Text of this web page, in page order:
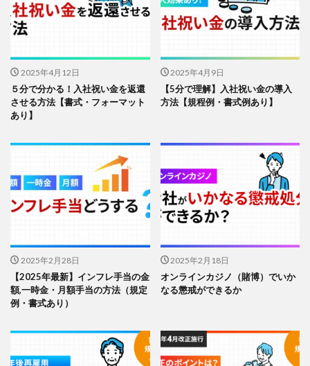
2025年4月12日
５分で分かる！入社祝い金を返還
させる方法【書式・フォーマット
あり】
2025年4月9日
【5分で理解】入社祝い金の導入
方法【規程例・書式例あり】
2025年2月28日
【2025年最新】インフレ手当の金
額,一時金・月額手当の方法（規定
例・書式あり）
2025年2月18日
オンラインカジノ（賭博）でいか
なる懲戒ができるか